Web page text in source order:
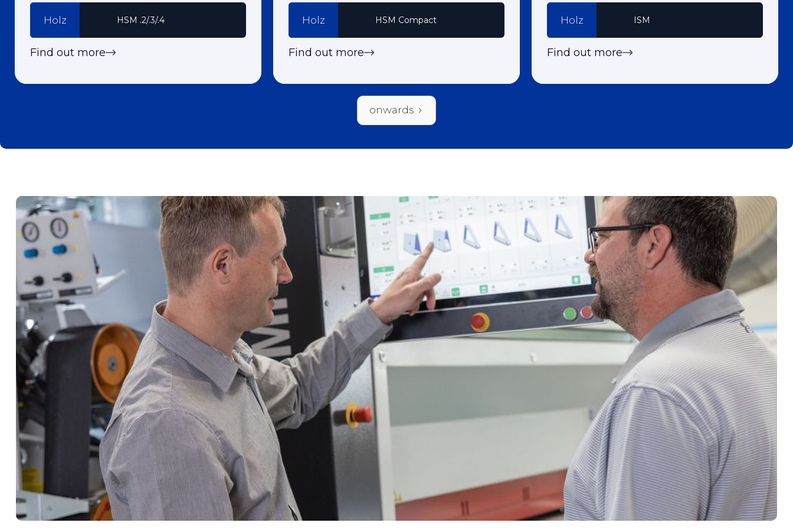
Holz HSM .2/.3/.4
Find out more
Holz HSM Compact
Find out more
Holz ISM
Find out more
onwards